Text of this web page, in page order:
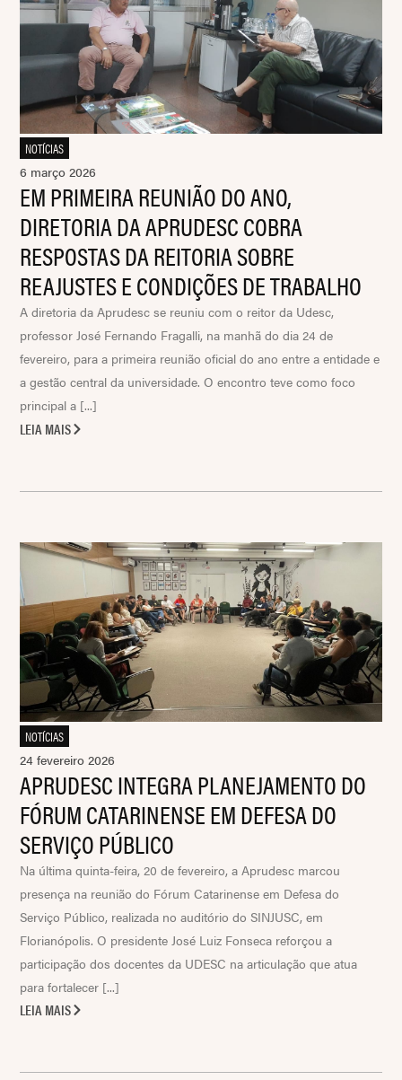
NOTÍCIAS
6 março 2026
EM PRIMEIRA REUNIÃO DO ANO,
DIRETORIA DA APRUDESC COBRA
RESPOSTAS DA REITORIA SOBRE
REAJUSTES E CONDIÇÕES DE TRABALHO
A diretoria da Aprudesc se reuniu com o reitor da Udesc,
professor José Fernando Fragalli, na manhã do dia 24 de
fevereiro, para a primeira reunião oficial do ano entre a entidade e
a gestão central da universidade. O encontro teve como foco
principal a [...]
LEIA MAIS
NOTÍCIAS
24 fevereiro 2026
APRUDESC INTEGRA PLANEJAMENTO DO
FÓRUM CATARINENSE EM DEFESA DO
SERVIÇO PÚBLICO
Na última quinta-feira, 20 de fevereiro, a Aprudesc marcou
presença na reunião do Fórum Catarinense em Defesa do
Serviço Público, realizada no auditório do SINJUSC, em
Florianópolis. O presidente José Luiz Fonseca reforçou a
participação dos docentes da UDESC na articulação que atua
para fortalecer [...]
LEIA MAIS